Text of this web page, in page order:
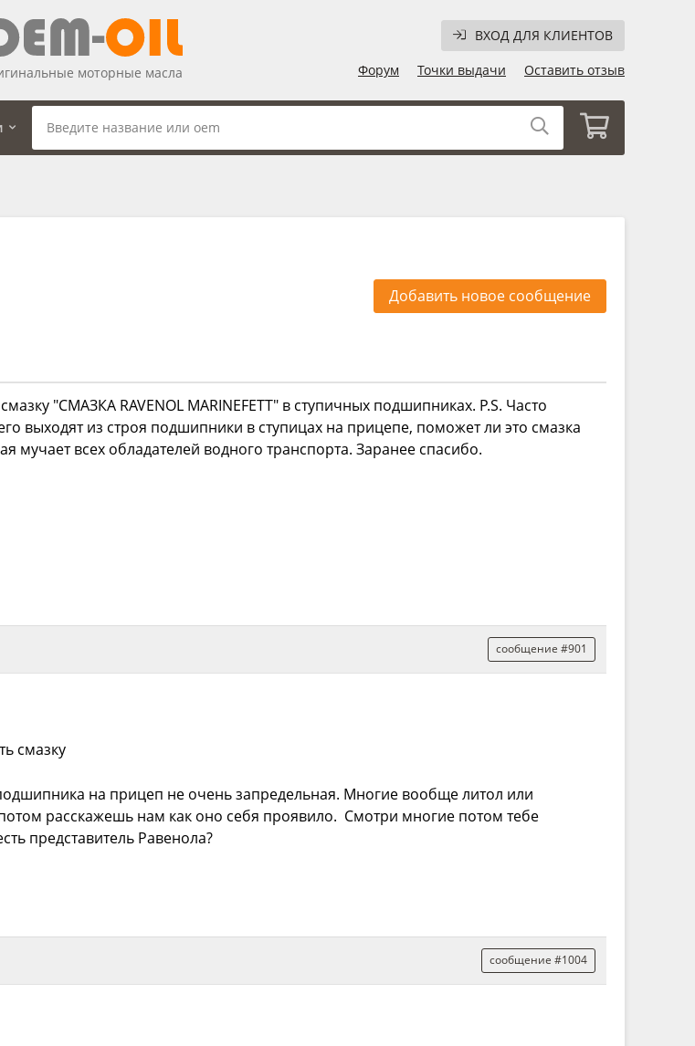
ВХОД ДЛЯ КЛИЕНТОВ
Форум
Точки выдачи Оставить отзыв
моторные масла
Добавить новое сообщение
"СМАЗКА RAVENOL MARINEFETT" в ступичных подшипниках. P.S. Часто
выходят из строя подшипники в ступицах на прицепе, поможет ли это смазка
мучает всех обладателей водного транспорта. Заранее спасибо.
сообщение #901
смазку
на прицеп не очень запредельная. Многие вообще литол или
расскажешь нам как оно себя проявило. Смотри многие потом тебе
представитель Равенола?
сообщение #1004